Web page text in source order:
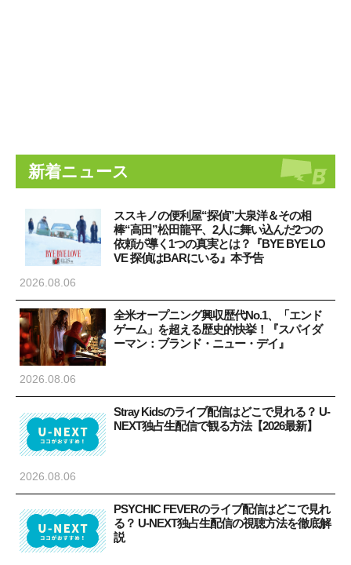
新着ニュース
ススキノの便利屋“探偵”大泉洋＆その相
棒“高田”松田龍平、2人に舞い込んだ2つの
依頼が導く1つの真実とは？『BYE BYE LO
VE 探偵はBARにいる』本予告
2026.08.06
全米オープニング興収歴代No.1、「エンド
ゲーム」を超える歴史的快挙！『スパイダ
ーマン：ブランド・ニュー・デイ』
2026.08.06
Stray Kidsのライブ配信はどこで見れる？ U-
NEXT独占生配信で観る方法【2026最新】
2026.08.06
PSYCHIC FEVERのライブ配信はどこで見れ
る？ U-NEXT独占生配信の視聴方法を徹底解
説